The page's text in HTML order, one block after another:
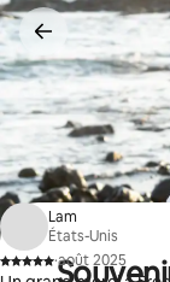
Aller
directement
au
contenu
Lam
États-Unis
,
·août 2025